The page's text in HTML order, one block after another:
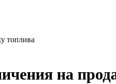
топлива
на